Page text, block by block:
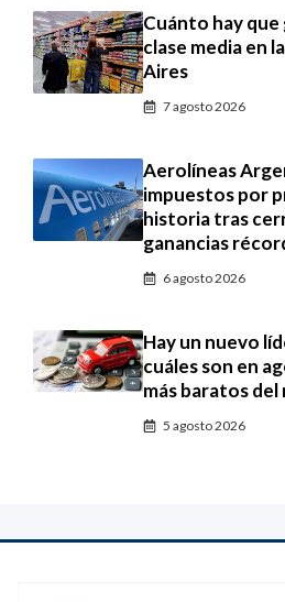
Cuánto hay que
clase media en
Aires
7 agosto 2026
Aerolíneas
impuestos por
historia tras
ganancias
6 agosto 2026
Hay un nuevo
cuáles son en
más baratos del
5 agosto 2026